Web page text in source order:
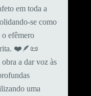
em toda a
se como
efêmero
❤️🪶📜
a dar voz às
uma